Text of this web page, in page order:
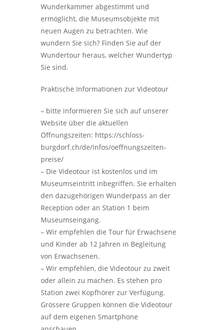
Wunderkammer abgestimmt und
ermöglicht, die Museumsobjekte mit
neuen Augen zu betrachten. Wie
wundern Sie sich? Finden Sie auf der
Wundertour heraus, welcher Wundertyp
Sie sind.
Praktische Informationen zur Videotour
– bitte informieren Sie sich auf unserer
Website über die aktuellen
Öffnungszeiten: https://schloss-
burgdorf.ch/de/infos/oeffnungszeiten-
preise/
– Die Videotour ist kostenlos und im
Museumseintritt inbegriffen. Sie erhalten
den dazugehörigen Wunderpass an der
Reception oder an Station 1 beim
Museumseingang.
– Wir empfehlen die Tour für Erwachsene
und Kinder ab 12 Jahren in Begleitung
von Erwachsenen.
– Wir empfehlen, die Videotour zu zweit
oder allein zu machen. Es stehen pro
Station zwei Kopfhörer zur Verfügung.
Grössere Gruppen können die Videotour
auf dem eigenen Smartphone